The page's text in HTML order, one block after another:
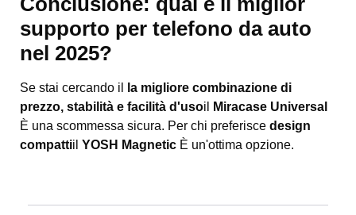
supporto per telefono da auto
nel 2025?
Se stai cercando il
la migliore combinazione di
prezzo, stabilità e facilità d'usoil
Miracase Universal
È una scommessa sicura. Per chi preferisce design
compattiil YOSH Magnetic È un'ottima opzione.